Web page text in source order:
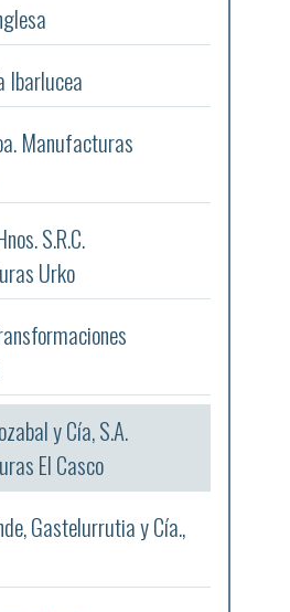
Ibarlucea
Manufacturas
S.R.C.
Urko
y Cía, S.A.
El Casco
Gastelurrutia y Cía.,